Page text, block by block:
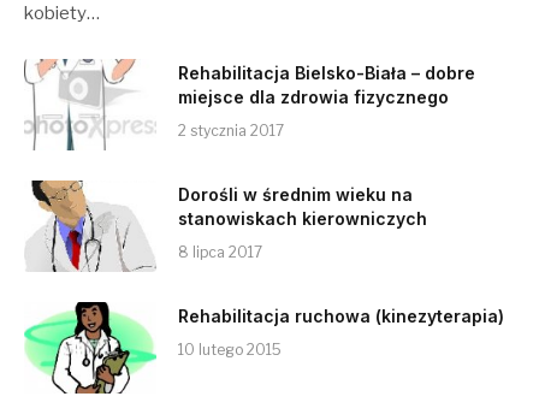
kobiety…
Rehabilitacja Bielsko-Biała – dobre
miejsce dla zdrowia fizycznego
2 stycznia 2017
Dorośli w średnim wieku na
stanowiskach kierowniczych
8 lipca 2017
Rehabilitacja ruchowa (kinezyterapia)
10 lutego 2015